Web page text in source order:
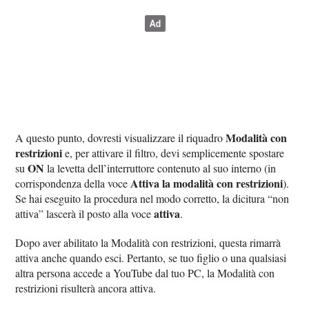
A questo punto, dovresti visualizzare il riquadroModalità con
restrizionie, per attivare il filtro, devi semplicemente spostare
suON la levetta dell’interruttore contenuto al suo interno (in
corrispondenza della voceAttiva la modalità con restrizioni).
Se hai eseguito la procedura nel modo corretto, la dicitura “non
attiva” lascerà il posto alla voceattiva.
Dopo aver abilitato la Modalità con restrizioni, questa rimarrà
attiva anche quando esci. Pertanto, se tuo figlio o una qualsiasi
altra persona accede a YouTube dal tuo PC, la Modalità con
restrizioni risulterà ancora attiva.